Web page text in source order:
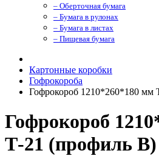
– Оберточная бумага
– Бумага в рулонах
– Бумага в листах
– Пищевая бумага
Картонные коробки
Гофрокороба
Гофрокороб 1210*260*180 мм
Гофрокороб
Т-21 (профиль